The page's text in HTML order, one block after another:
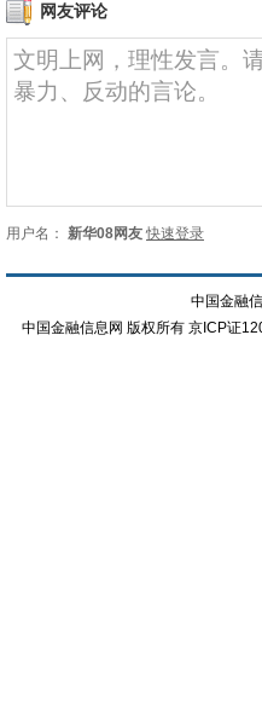
网友评论
用户名： 新华08网友 快速登录
中国金融
中国金融信息网 版权所有 京ICP证